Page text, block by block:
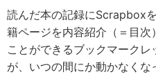
読んだ本の記録にScrapbox
籍ページを内容紹介（＝目
ことができるブックマーク
が、いつの間にか動かなくな